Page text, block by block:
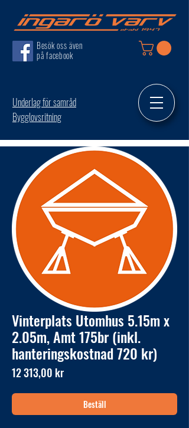
Besök oss även
på facebook
Underlag för samråd
Bygglovsritning
Vinterplats Utomhus 5.15m x
2.05m, Amt 175br (inkl.
hanteringskostnad 720 kr)
12 313,00 krPris
Beställ